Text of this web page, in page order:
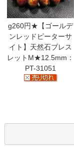
g260円★【ゴールデ
ンレッドピーターサ
イト】天然石ブレス
レットM★12.5mm：
PT-31051